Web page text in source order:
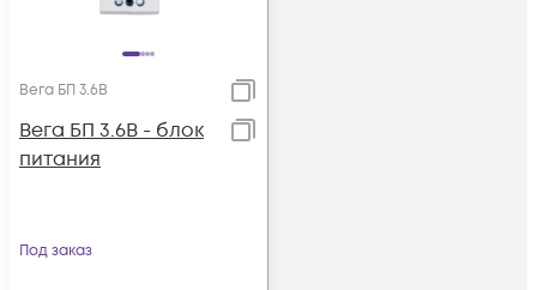
Вега БП 3.6В
Вега БП 3.6В - блок
питания
Под заказ